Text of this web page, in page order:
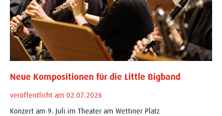
Neue Kompositionen für die Little Bigband
veröffentlicht am 02.07.2026
Konzert am 9. Juli im Theater am Wettiner Platz